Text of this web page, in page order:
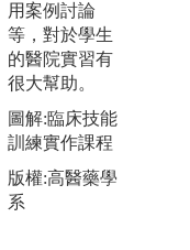
用案例討論
等，對於學生
的醫院實習有
很大幫助。
圖解:臨床技能
訓練實作課程
版權:高醫藥學
系